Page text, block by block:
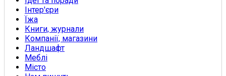
Інтер'єри
Їжа
Книги, журнали
Компанії, магазини
Ландшафт
Меблі
Місто